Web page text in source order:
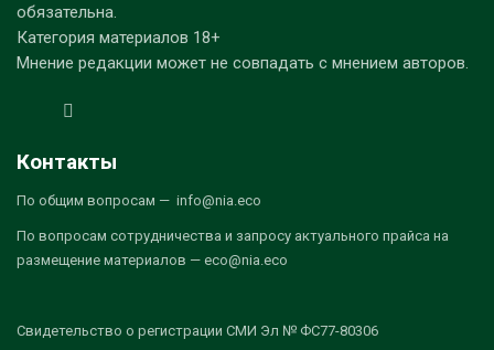
обязательна.
Категория материалов 18+
Мнение редакции может не совпадать с мнением авторов.
Контакты
По общим вопросам — info@nia.eco
По вопросам сотрудничества и запросу актуального прайса на
размещение материалов — eco@nia.eco
Свидетельство о регистрации СМИ Эл № ФС77-80306